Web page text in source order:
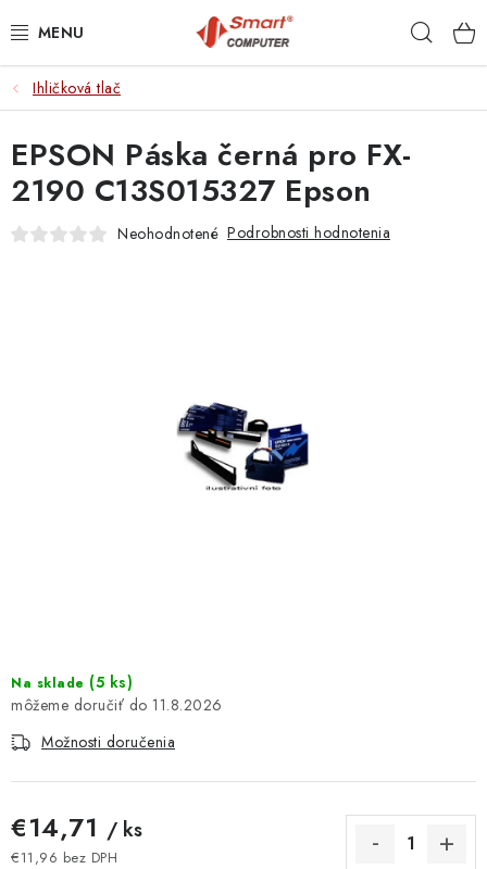
na
NOTEBOOKY
MOBILNÉ ZARIADENIA
PC A KOMPONENTY
: TOP PRODUKTY
ZNAČKY
Ihličková tlač
Na sklade (5 ks)
11.8.2026
Možnosti doručenia
€14,71 / ks
€11,96 bez DPH
EPSON Páska černá pro FX-
2190 C13S015327 Epson
Neohodnotené Podrobnosti hodnotenia